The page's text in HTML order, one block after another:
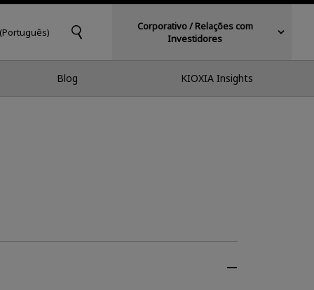
Corporativo / Relações com
Investidores
Blog KIOXIA Insights